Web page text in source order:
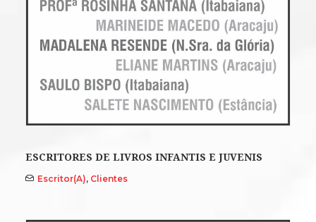
ESCRITORES DE LIVROS INFANTIS E JUVENIS
Escritor(a), Clientes